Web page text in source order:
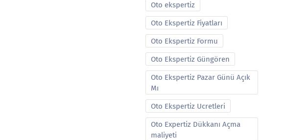
Oto ekspertiz
Oto Ekspertiz Fiyatları
Oto Ekspertiz Formu
Oto Ekspertiz Güngören
Oto Ekspertiz Pazar Günü Açık
Mı
Oto Ekspertiz Ucretleri
Oto Expertiz Dükkanı Açma
maliyeti